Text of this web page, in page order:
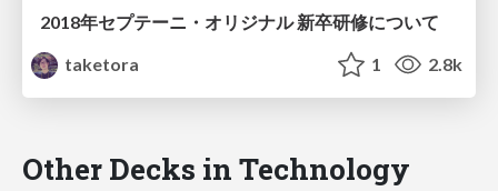
2018年セプテーニ・オリジナル 新卒研修について
taketora
1 2.8k
Other Decks in Technology